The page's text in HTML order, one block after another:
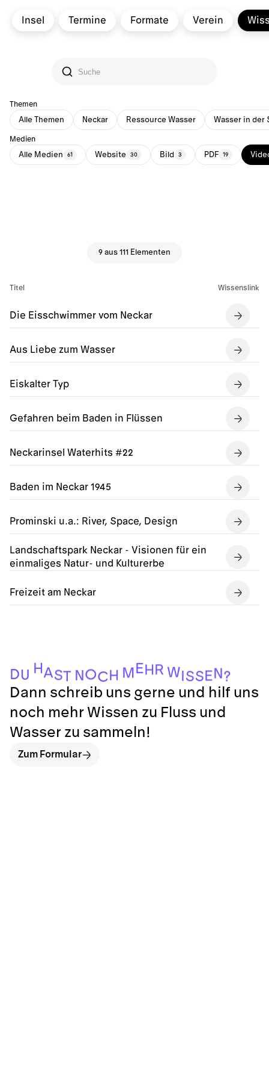
Insel Termine Formate Verein
Themen
Alle Themen Neckar Ressource Wasser Wasser in der
Medien
Alle Medien 61 Website 30 Bild 3 PDF 19
9 aus 111 Elementen
Titel Wissenslink
Die Eisschwimmer vom Neckar
Aus Liebe zum Wasser
Eiskalter Typ
Gefahren beim Baden in Flüssen
Neckarinsel Waterhits #22
Baden im Neckar 1945
Prominski u.a.: River, Space, Design
Landschaftspark Neckar - Visionen für ein
einmaliges Natur- und Kulturerbe
Freizeit am Neckar
DU H AST N OC H M E H R W SSE N ?
Dann schreib uns gerne und hilf uns
noch mehr Wissen zu Fluss und
Wasser zu sammeln!
Zum Formular